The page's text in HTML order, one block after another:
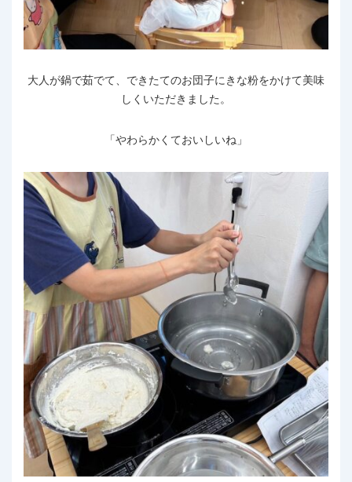
大人が鍋で茹でて、できたてのお団子にきな粉をかけて美味
しくいただきました。
「やわらかくておいしいね」